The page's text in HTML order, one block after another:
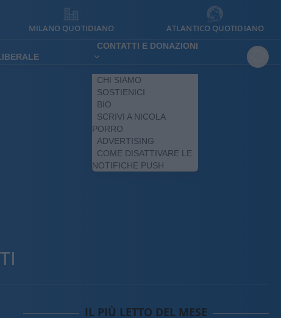
MILANO QUOTIDIANO ATLANTICO QUOTIDIANO
CONTATTI E DONAZIONI
CHI SIAMO
SOSTIENICI
BIO
SCRIVI A NICOLA
PORRO
ADVERTISING
COME DISATTIVARE LE
NOTIFICHE PUSH
IL PIÙ LETTO DEL MESE